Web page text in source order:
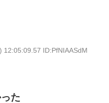
12:05:09.57 ID:PfNIAASdM
た